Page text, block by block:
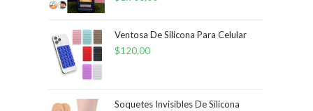
Ventosa De Silicona Para Celular
$120,00
Soquetes Invisibles De Silicona